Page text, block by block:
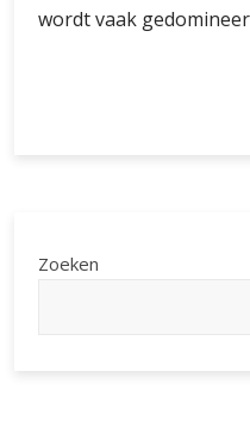
wordt vaak
Zoeken